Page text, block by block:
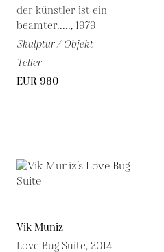
der künstler ist ein
beamter....., 1979
Skulptur / Objekt
Teller
EUR 980
Vik Muniz
Love Bug Suite, 2014